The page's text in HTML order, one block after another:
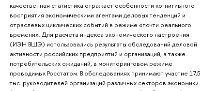
качественная статистика отражает особенности когнитивного
восприятия экономическими агентами деловых тенденций и
отраслевых циклических событий в режиме «почти реального
времени». Для расчета индекса экономического настроения
(ИЭН ВШЭ) использовались результаты обследований деловой
активности российских предприятий и организаций, а также
потребительских ожиданий, в мониторинговом режиме
проводимых Росстатом. В обследованиях принимают участие 17,5
тыс. руководителей организаций различных секторов экономики